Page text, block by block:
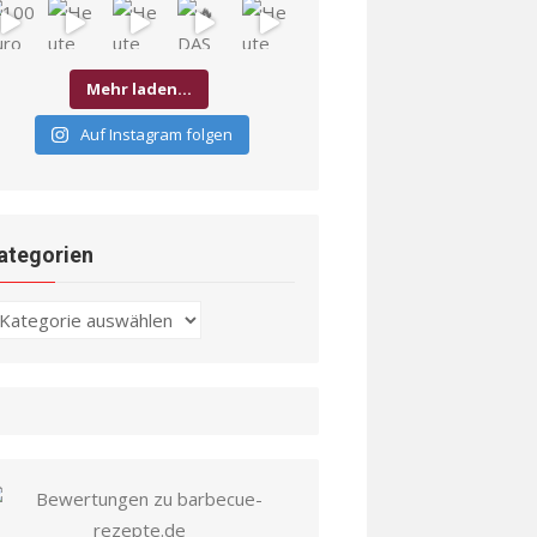
Mehr laden…
Auf Instagram folgen